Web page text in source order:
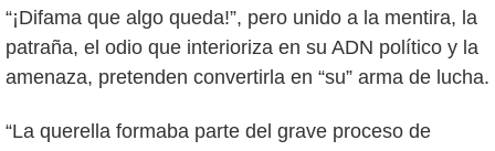
“¡Difama que algo queda!”, pero unido a la mentira, la
patraña, el odio que interioriza en su ADN político y la
amenaza, pretenden convertirla en “su” arma de lucha.
“La querella formaba parte del grave proceso de